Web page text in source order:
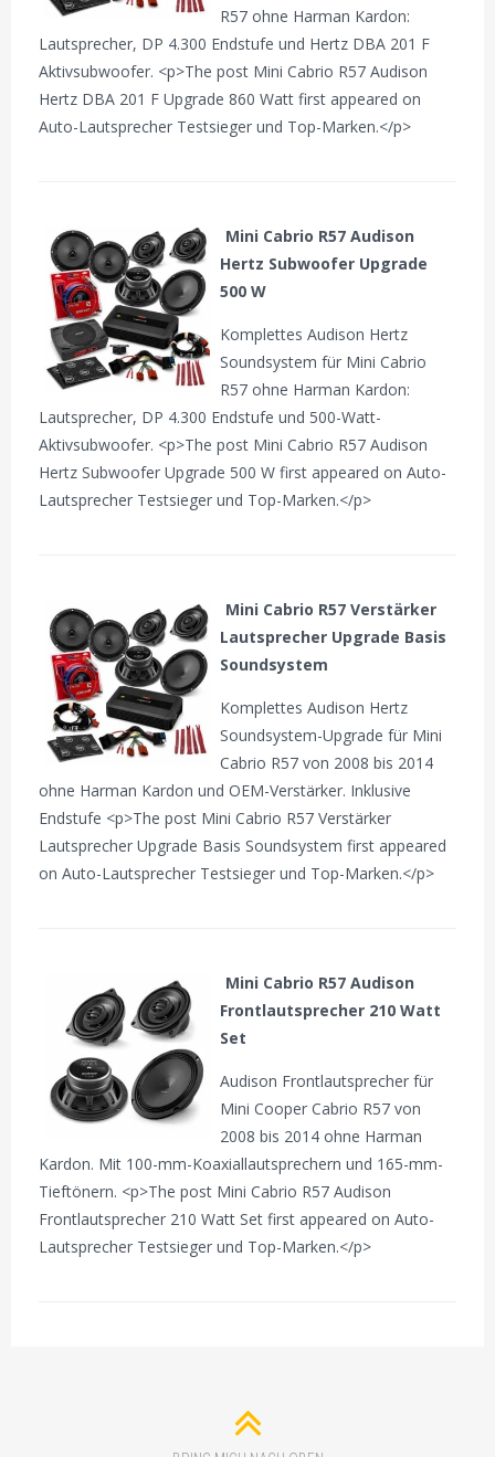
R57 ohne Harman Kardon:
Lautsprecher, DP 4.300 Endstufe und Hertz DBA 201 F
Aktivsubwoofer. <p>The post Mini Cabrio R57 Audison
Hertz DBA 201 F Upgrade 860 Watt first appeared on
Auto-Lautsprecher Testsieger und Top-Marken.</p>
Mini Cabrio R57 Audison
Hertz Subwoofer Upgrade
500 W
Komplettes Audison Hertz
Soundsystem für Mini Cabrio
R57 ohne Harman Kardon:
Lautsprecher, DP 4.300 Endstufe und 500-Watt-
Aktivsubwoofer. <p>The post Mini Cabrio R57 Audison
Hertz Subwoofer Upgrade 500 W first appeared on Auto-
Lautsprecher Testsieger und Top-Marken.</p>
Mini Cabrio R57 Verstärker
Lautsprecher Upgrade Basis
Soundsystem
Komplettes Audison Hertz
Soundsystem-Upgrade für Mini
Cabrio R57 von 2008 bis 2014
ohne Harman Kardon und OEM-Verstärker. Inklusive
Endstufe <p>The post Mini Cabrio R57 Verstärker
Lautsprecher Upgrade Basis Soundsystem first appeared
on Auto-Lautsprecher Testsieger und Top-Marken.</p>
Mini Cabrio R57 Audison
Frontlautsprecher 210 Watt
Set
Audison Frontlautsprecher für
Mini Cooper Cabrio R57 von
2008 bis 2014 ohne Harman
Kardon. Mit 100-mm-Koaxiallautsprechern und 165-mm-
Tieftönern. <p>The post Mini Cabrio R57 Audison
Frontlautsprecher 210 Watt Set first appeared on Auto-
Lautsprecher Testsieger und Top-Marken.</p>